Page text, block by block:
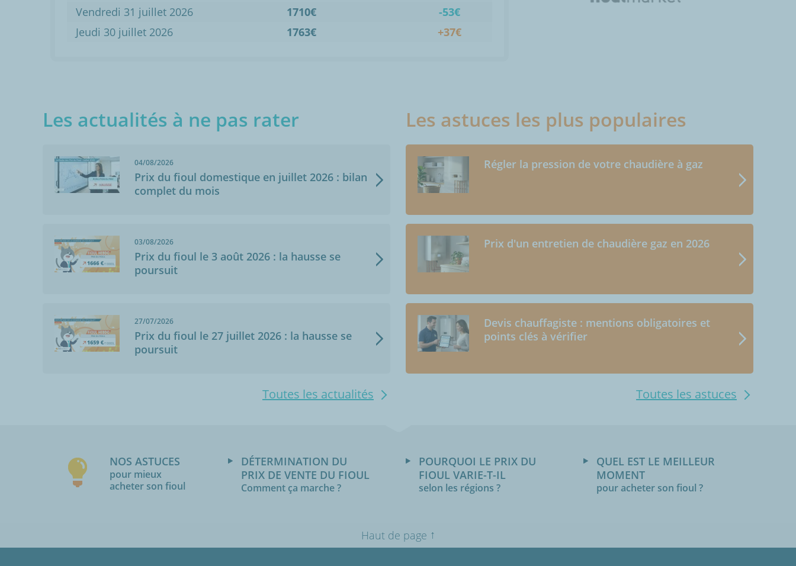
Vendredi 31 juillet 2026
1710€
-53€
Jeudi 30 juillet 2026
1763€ +37€
Les actualités à ne pas rater
04/08/2026
Prix du fioul domestique en juillet 2026 : bilan
complet du mois
03/08/2026
Prix du fioul le 3 août 2026 : la hausse se
poursuit
27/07/2026
Prix du fioul le 27 juillet 2026 : la hausse se
poursuit
Toutes les actualités
Les astuces les plus populaires
Régler la pression de votre chaudière à gaz
Prix d'un entretien de chaudière gaz en 2026
Devis chauffagiste : mentions obligatoires et
points clés à vérifier
Toutes les astuces
NOS ASTUCES
pour mieux
acheter son fioul
DÉTERMINATION DU
PRIX DE VENTE DU FIOUL
Comment ça marche ?
POURQUOI LE PRIX DU
FIOUL VARIE-T-IL
selon les régions ?
QUEL EST LE MEILLEUR
MOMENT
pour acheter son fioul ?
Haut de page ↑